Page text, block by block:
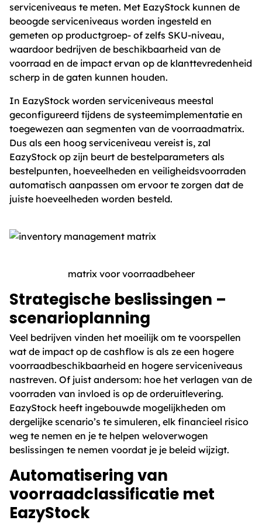
serviceniveaus te meten. Met EazyStock kunnen de
beoogde serviceniveaus worden ingesteld en
gemeten op productgroep- of zelfs SKU-niveau,
waardoor bedrijven de beschikbaarheid van de
voorraad en de impact ervan op de klanttevredenheid
scherp in de gaten kunnen houden.
In EazyStock worden serviceniveaus meestal
geconfigureerd tijdens de systeemimplementatie en
toegewezen aan segmenten van de voorraadmatrix.
Dus als een hoog serviceniveau vereist is, zal
EazyStock op zijn beurt de bestelparameters als
bestelpunten, hoeveelheden en veiligheidsvoorraden
automatisch aanpassen om ervoor te zorgen dat de
juiste hoeveelheden worden besteld.
matrix voor voorraadbeheer
Strategische beslissingen –
scenarioplanning
Veel bedrijven vinden het moeilijk om te voorspellen
wat de impact op de cashflow is als ze een hogere
voorraadbeschikbaarheid en hogere serviceniveaus
nastreven. Of juist andersom: hoe het verlagen van de
voorraden van invloed is op de orderuitlevering.
EazyStock heeft ingebouwde mogelijkheden om
dergelijke scenario’s te simuleren, elk financieel risico
weg te nemen en je te helpen weloverwogen
beslissingen te nemen voordat je je beleid wijzigt.
Automatisering van
voorraadclassificatie met
EazyStock